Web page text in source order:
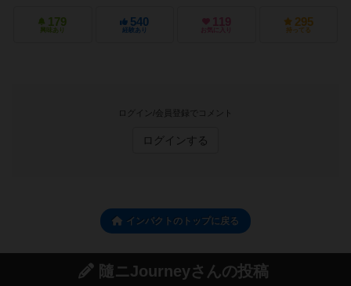
179
興味あり
540
経験あり
119
お気に入り
295
持ってる
ログイン/会員登録でコメント
ログインする
インパクトのトップに戻る
隨ニJourneyさんの投稿